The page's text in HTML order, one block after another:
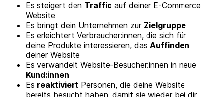
Es steigert den Traffic auf deiner E-Commerce
Website
Es bringt dein Unternehmen zur Zielgruppe
Es erleichtert Verbraucher:innen, die sich für
deine Produkte interessieren, das Auffinden
deiner Website
Es verwandelt Website-Besucher:innen in neue
Kund:innen
Es reaktiviert Personen, die deine Website
bereits besucht haben, damit sie wieder bei dir